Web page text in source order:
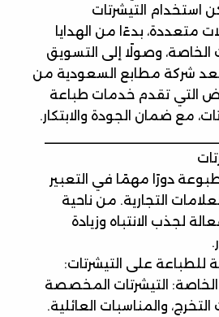
استخدام التيشرتات
متعددة، بدءًا من الهدايا
الخاصة، وصولًا إلى التسويق
شركة مطابع السعودية من
التي تقدم خدمات طباعة
مع ضمان الجودة والابتكار.
دورًا مهمًا في التعبير
التجارية. من ناحية
لجذب الانتباه وزيادة
للطباعة على التيشرتات:
الخاصة: التيشرتات المخصصة
التخرج، والمناسبات العائلية.